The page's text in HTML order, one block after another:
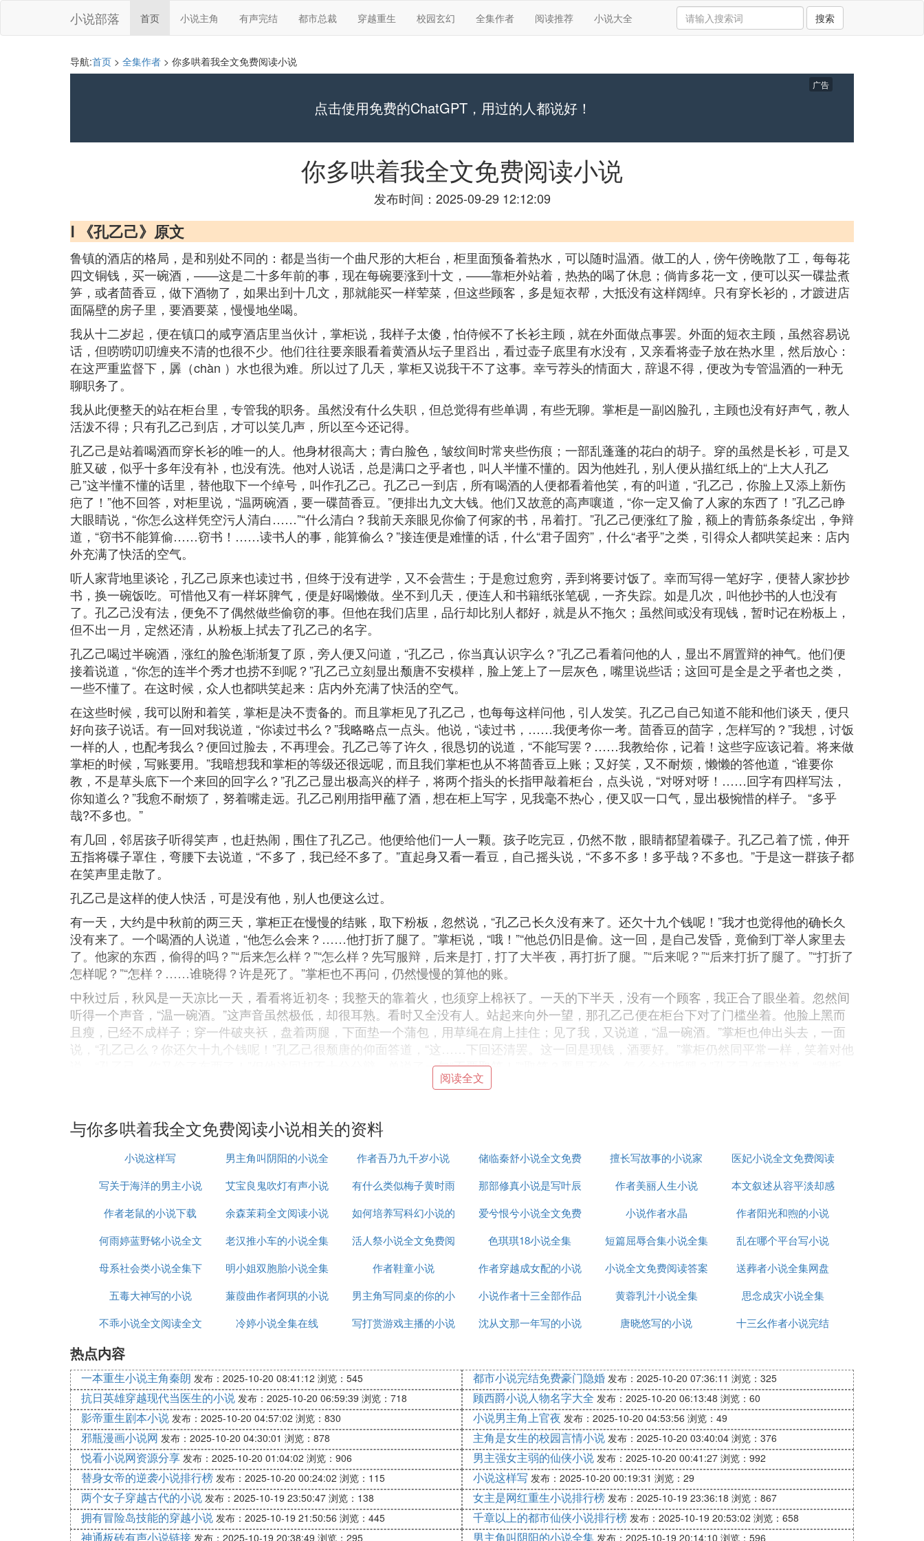
小说部落 首页 小说主角 有声完结 都市总裁 穿越重生 校园玄幻 全集作者 阅读推荐 小说大全 搜索
导航:首页 > 全集作者 > 你多哄着我全文免费阅读小说
点击使用免费的ChatGPT，用过的人都说好！
广告
你多哄着我全文免费阅读小说
发布时间：2025-09-29 12:12:09
Ⅰ 《孔乙己》原文
鲁镇的酒店的格局，是和别处不同的：都是当街一个曲尺形的大柜台，柜里面预备着热水，可以随时温酒。做工的人，傍午傍晚散了工，每每花
四文铜钱，买一碗酒，——这是二十多年前的事，现在每碗要涨到十文，——靠柜外站着，热热的喝了休息；倘肯多花一文，便可以买一碟盐煮
笋，或者茴香豆，做下酒物了，如果出到十几文，那就能买一样荤菜，但这些顾客，多是短衣帮，大抵没有这样阔绰。只有穿长衫的，才踱进店
面隔壁的房子里，要酒要菜，慢慢地坐喝。
我从十二岁起，便在镇口的咸亨酒店里当伙计，掌柜说，我样子太傻，怕侍候不了长衫主顾，就在外面做点事罢。外面的短衣主顾，虽然容易说
话，但唠唠叨叨缠夹不清的也很不少。他们往往要亲眼看着黄酒从坛子里舀出，看过壶子底里有水没有，又亲看将壶子放在热水里，然后放心：
在这严重监督下，羼（chàn ）水也很为难。所以过了几天，掌柜又说我干不了这事。幸亏荐头的情面大，辞退不得，便改为专管温酒的一种无
聊职务了。
我从此便整天的站在柜台里，专管我的职务。虽然没有什么失职，但总觉得有些单调，有些无聊。掌柜是一副凶脸孔，主顾也没有好声气，教人
活泼不得；只有孔乙己到店，才可以笑几声，所以至今还记得。
孔乙己是站着喝酒而穿长衫的唯一的人。他身材很高大；青白脸色，皱纹间时常夹些伤痕；一部乱蓬蓬的花白的胡子。穿的虽然是长衫，可是又
脏又破，似乎十多年没有补，也没有洗。他对人说话，总是满口之乎者也，叫人半懂不懂的。因为他姓孔，别人便从描红纸上的“上大人孔乙
己”这半懂不懂的话里，替他取下一个绰号，叫作孔乙己。孔乙己一到店，所有喝酒的人便都看着他笑，有的叫道，“孔乙己，你脸上又添上新伤
疤了！”他不回答，对柜里说，“温两碗酒，要一碟茴香豆。”便排出九文大钱。他们又故意的高声嚷道，“你一定又偷了人家的东西了！”孔乙己睁
大眼睛说，“你怎么这样凭空污人清白……”“什么清白？我前天亲眼见你偷了何家的书，吊着打。”孔乙己便涨红了脸，额上的青筋条条绽出，争辩
道，“窃书不能算偷……窃书！……读书人的事，能算偷么？”接连便是难懂的话，什么“君子固穷”，什么“者乎”之类，引得众人都哄笑起来：店内
外充满了快活的空气。
听人家背地里谈论，孔乙己原来也读过书，但终于没有进学，又不会营生；于是愈过愈穷，弄到将要讨饭了。幸而写得一笔好字，便替人家抄抄
书，换一碗饭吃。可惜他又有一样坏脾气，便是好喝懒做。坐不到几天，便连人和书籍纸张笔砚，一齐失踪。如是几次，叫他抄书的人也没有
了。孔乙己没有法，便免不了偶然做些偷窃的事。但他在我们店里，品行却比别人都好，就是从不拖欠；虽然间或没有现钱，暂时记在粉板上，
但不出一月，定然还清，从粉板上拭去了孔乙己的名字。
孔乙己喝过半碗酒，涨红的脸色渐渐复了原，旁人便又问道，“孔乙己，你当真认识字么？”孔乙己看着问他的人，显出不屑置辩的神气。他们便
接着说道，“你怎的连半个秀才也捞不到呢？”孔乙己立刻显出颓唐不安模样，脸上笼上了一层灰色，嘴里说些话；这回可是全是之乎者也之类，
一些不懂了。在这时候，众人也都哄笑起来：店内外充满了快活的空气。
在这些时候，我可以附和着笑，掌柜是决不责备的。而且掌柜见了孔乙己，也每每这样问他，引人发笑。孔乙己自己知道不能和他们谈天，便只
好向孩子说话。有一回对我说道，“你读过书么？”我略略点一点头。他说，“读过书，……我便考你一考。茴香豆的茴字，怎样写的？”我想，讨饭
一样的人，也配考我么？便回过脸去，不再理会。孔乙己等了许久，很恳切的说道，“不能写罢？……我教给你，记着！这些字应该记着。将来做
掌柜的时候，写账要用。”我暗想我和掌柜的等级还很远呢，而且我们掌柜也从不将茴香豆上账；又好笑，又不耐烦，懒懒的答他道，“谁要你
教，不是草头底下一个来回的回字么？”孔乙己显出极高兴的样子，将两个指头的长指甲敲着柜台，点头说，“对呀对呀！……回字有四样写法，
你知道么？”我愈不耐烦了，努着嘴走远。孔乙己刚用指甲蘸了酒，想在柜上写字，见我毫不热心，便又叹一口气，显出极惋惜的样子。 “多乎
哉?不多也。”
有几回，邻居孩子听得笑声，也赶热闹，围住了孔乙己。他便给他们一人一颗。孩子吃完豆，仍然不散，眼睛都望着碟子。孔乙己着了慌，伸开
五指将碟子罩住，弯腰下去说道，“不多了，我已经不多了。”直起身又看一看豆，自己摇头说，“不多不多！多乎哉？不多也。”于是这一群孩子都
在笑声里走散了。
孔乙己是这样的使人快活，可是没有他，别人也便这么过。
有一天，大约是中秋前的两三天，掌柜正在慢慢的结账，取下粉板，忽然说，“孔乙己长久没有来了。还欠十九个钱呢！”我才也觉得他的确长久
没有来了。一个喝酒的人说道，“他怎么会来？……他打折了腿了。”掌柜说，“哦！”“他总仍旧是偷。这一回，是自己发昏，竟偷到丁举人家里去
了。他家的东西，偷得的吗？”“后来怎么样？”“怎么样？先写服辩，后来是打，打了大半夜，再打折了腿。”“后来呢？”“后来打折了腿了。”“打折了
怎样呢？”“怎样？……谁晓得？许是死了。”掌柜也不再问，仍然慢慢的算他的账。
中秋过后，秋风是一天凉比一天，看看将近初冬；我整天的靠着火，也须穿上棉袄了。一天的下半天，没有一个顾客，我正合了眼坐着。忽然间
听得一个声音，“温一碗酒。”这声音虽然极低，却很耳熟。看时又全没有人。站起来向外一望，那孔乙己便在柜台下对了门槛坐着。他脸上黑而
且瘦，已经不成样子；穿一件破夹袄，盘着两腿，下面垫一个蒲包，用草绳在肩上挂住；见了我，又说道，“温一碗酒。”掌柜也伸出头去，一面
说，“孔乙己么？你还欠十九个钱呢！”孔乙己很颓唐的仰面答道，“这……下回还清罢。这一回是现钱，酒要好。”掌柜仍然同平常一样，笑着对他
说，“孔乙己，你又偷了东西了！”但他这回却不十分分辩，单说了一句“不要取笑！”“取笑？要是不偷，怎么会打断腿？”孔乙己低声说道，“跌断，
跌，跌……”他的眼色，很像恳求掌柜，不要再提。此时已经聚集了几个人，便和掌柜都笑了。我温了酒，端出去，放在门槛上。他从破衣袋里摸
自此以后，又长久没有看见孔乙己。到了年关，掌柜取下粉板说，“孔乙己还欠十九个钱呢！”到第二年的端午，又说“孔乙己还欠十九个钱呢！”到
中秋可是没有说，再到年关也没有看见他。
我到现在终于没有见——大约孔乙己的确死了。
写于一九一八年冬
Ⅱ 《补考》黄倍佳原文
《补考》黄倍佳
已经打过放学铃了。坐在窗口的京京稍稍一侧脸，就看见了背着书包往校门口走的同学们。大家都下课，就是他们班还不下课。程老师总喜欢拖
“李京京！注意力集中！”
一声呵斥，京京吓了一跳，赶紧扭回脸来。
程老师的目光不满地盯住他。
程老师是个二十多岁的姑娘，头发剪得短短的，眉毛也是粗粗黑黑的，嘴巴棱角分明，模样有点像男孩子。连她的说话、手势、走路，也都有那
么一股斩钉截铁的劲儿，一看就知道是个认真、好强、又有点自信的人。
“大家都注意听，这件事很重要。”程老师屈起食指轻轻敲着讲台。“区教育局第一次在我们班组织公开教学课，这关系到全校的荣誉问题，昨天发
下去的讲义，你们都看了吗？”
讲义上印的是一篇小说《凡卡》，俄国作家契诃夫写的。京京看了好几遍。这个故事他喜欢极了。那个穷苦的、可怜的小人儿凡卡，不知怎么，
总是缠在他心上，弄得他一整天都有点儿神情恍惚。
程老师的目光在全班同学脸上扫了一遍：“课上要求大家表情朗读。大家把讲义拿出来。”
一阵窸窸窣窣的声音，每个人都拿出讲义，端端正正摆在面前。
“那天由这几个同学朗读。林蓉，你读第一段。赵小祯，从‘亲爱的爷爷……’读到‘仿佛人们为了过节拿雪把它洗过、擦过似的’。周海，你
从……”程老师一共点了六个同学的名，然后说，“上课时，我说：‘表情朗读课文。’你们就举手。一个一个顺序来。别的同学呢，听的时候坐得端
正一些就行了。”
阅读全文
与你多哄着我全文免费阅读小说相关的资料
小说这样写
男主角叫阴阳的小说全
集
作者吾乃九千岁小说
储临秦舒小说全文免费
阅读
擅长写故事的小说家
医妃小说全文免费阅读
无弹窗
写关于海洋的男主小说
艾宝良鬼吹灯有声小说
全集
有什么类似梅子黄时雨
小说全集
那部修真小说是写叶辰
的
作者美丽人生小说
本文叙述从容平淡却感
人充满力量作者曾说这
不是小说里面
作者老鼠的小说下载 余森茉莉全文阅读小说
如何培养写科幻小说的
脑洞
爱兮恨兮小说全文免费
阅读
小说作者水晶
作者阳光和煦的小说
何雨婷蓝野铭小说全文
免费阅读
老汉推小车的小说全集 活人祭小说全文免费阅 色琪琪18小说全集 短篇屈辱合集小说全集
乱在哪个平台写小说
母系社会类小说全集下
载
明小姐双胞胎小说全集 作者鞋童小说
作者穿越成女配的小说
排行榜
小说全文免费阅读答案
送葬者小说全集网盘
五毒大神写的小说
蒹葭曲作者阿琪的小说
男主角写同桌的你的小
说
小说作者十三全部作品 黄蓉乳汁小说全集
思念成灾小说全集
不乖小说全文阅读全文
冷婷小说全集在线 写打赏游戏主播的小说
沈从文那一年写的小说
唐晓悠写的小说 十三幺作者小说完结
热点内容
一本重生小说主角秦朗 发布：2025-10-20 08:41:12 浏览：545 都市小说完结免费豪门隐婚 发布：2025-10-20 07:36:11 浏览：325
抗日英雄穿越现代当医生的小说 发布：2025-10-20 06:59:39 浏览：718 顾西爵小说人物名字大全 发布：2025-10-20 06:13:48 浏览：60
影帝重生剧本小说 发布：2025-10-20 04:57:02 浏览：830 小说男主角上官夜 发布：2025-10-20 04:53:56 浏览：49
邪瓶漫画小说网 发布：2025-10-20 04:30:01 浏览：878 主角是女生的校园言情小说 发布：2025-10-20 03:40:04 浏览：376
悦看小说网资源分享 发布：2025-10-20 01:04:02 浏览：906 男主强女主弱的仙侠小说 发布：2025-10-20 00:41:27 浏览：992
替身女帝的逆袭小说排行榜 发布：2025-10-20 00:24:02 浏览：115 小说这样写 发布：2025-10-20 00:19:31 浏览：29
两个女子穿越古代的小说 发布：2025-10-19 23:50:47 浏览：138 女主是网红重生小说排行榜 发布：2025-10-19 23:36:18 浏览：867
拥有冒险岛技能的穿越小说 发布：2025-10-19 21:50:56 浏览：445 千章以上的都市仙侠小说排行榜 发布：2025-10-19 20:53:02 浏览：658
神通板砖有声小说链接 发布：2025-10-19 20:38:49 浏览：295 男主角叫阴阳的小说全集 发布：2025-10-19 20:14:10 浏览：596